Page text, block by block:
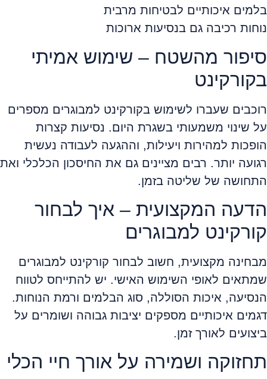
בלמים איכותיים לבטיחות מרבית
נוחות רכיבה גם בנסיעות ארוכות
סיפור מהשטח – שימוש אמיתי
בקורקינט
רוכבים שעברו לשימוש בקורקינט למבוגרים מספרים
על שינוי משמעותי בשגרת היום. נסיעות קצרות
הופכות למהירות ויעילות, וההגעה לעבודה נעשית
רגועה יותר. רבים מציינים גם את החיסכון הכלכלי ואת
התחושה של שליטה בזמן.
הדעה המקצועית – איך לבחור
קורקינט למבוגרים
מבחינה מקצועית, חשוב לבחור קורקינט למבוגרים
שמתאים לאופי השימוש האישי. יש להתייחס לטווח
הנסיעה, איכות הסוללה, סוג הבלמים ורמת הנוחות.
דגמים איכותיים מספקים יציבות גבוהה ושומרים על
ביצועים לאורך זמן.
תחזוקה ושמירה על אורך חיי הכלי